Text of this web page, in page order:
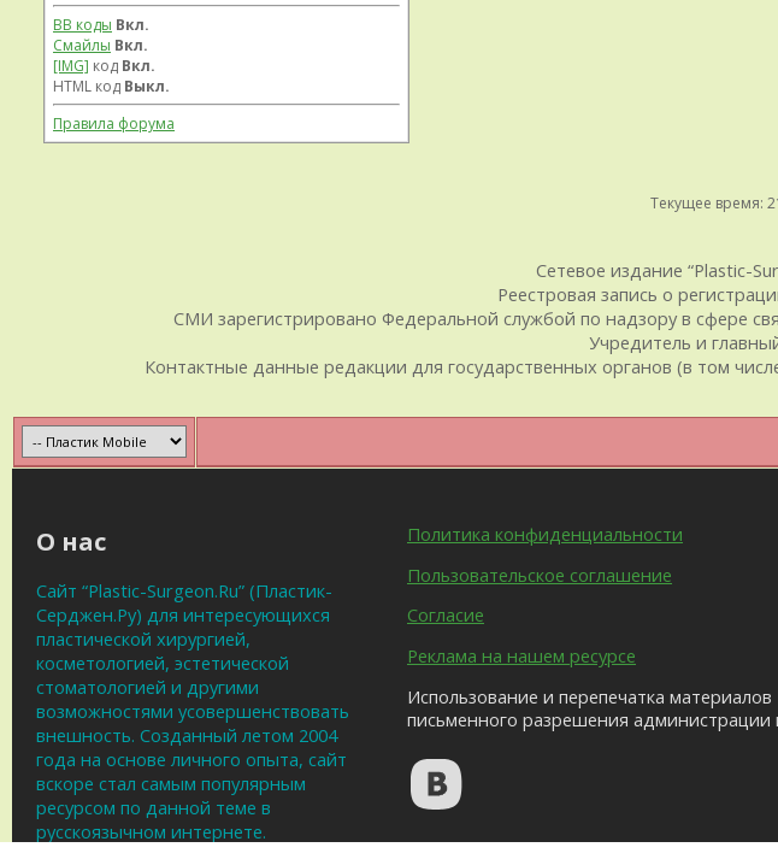
BB коды Вкл.
Смайлы Вкл.
[IMG] код Вкл.
HTML код Выкл.
Правила форума
Текущее время:
Сетевое издание “Plastic-
Реестровая запись о
СМИ зарегистрировано Федеральной службой по надзору в сфере
Учредитель и
Контактные данные редакции для государственных органов (в том
О нас
Сайт “Plastic-Surgeon.Ru” (Пластик-
Серджен.Ру) для интересующихся
пластической хирургией,
косметологией, эстетической
стоматологией и другими
возможностями усовершенствовать
внешность. Созданный летом 2004
года на основе личного опыта, сайт
вскоре стал самым популярным
ресурсом по данной теме в
русскоязычном интернете.
Политика конфиденциальности
Пользовательское соглашение
Согласие
Реклама на нашем ресурсе
Использование и перепечатка
письменного разрешения администрации